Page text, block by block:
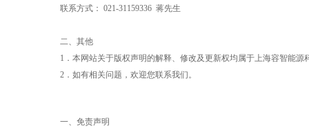
联系方式： 021-31159336 蒋先生
二、其他
1 ．本网站关于版权声明的解释、修改及更新权均属于上海容智能源
2 ．如有相关问题，欢迎您联系我们。
一、免责声明